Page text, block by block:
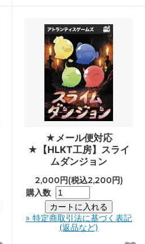
★メール便対応
★【HLKT工房】スライ
ムダンジョン
2,000円(税込2,200円)
購入数
» 特定商取引法に基づく表記
(返品など)